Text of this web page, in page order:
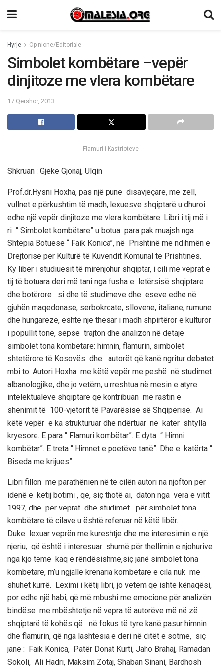
Hyrje Opinione/Editoriale
Simbolet kombëtare –vepër
dinjitoze me vlera kombëtare
17 Qershor, 2013
Flamuri i Kastrioteve
Shkruan : Gjekë Gjonaj, Ulqin
Prof.dr.Hysni Hoxha, pas një pune disavjeçare, me zell,
vullnet e përkushtim të madh, lexuesve shqiptarë u dhuroi
edhe një vepër dinjitoze me vlera kombëtare. Libri i tij më i
ri “ Simbolet kombëtare” u botua para pak muajsh nga
Shtëpia Botuese “ Faik Konica”, në Prishtinë me ndihmën e
Drejtorisë për Kulturë të Kuvendit Komunal të Prishtinës.
Ky libër i studiuesit të mirënjohur shqiptar, i cili me veprat e
tij të botuara deri më tani nga fusha e letërsisë shqiptare
dhe botërore si dhe të studimeve dhe eseve edhe në
gjuhën maqedonase, serbokroate, sllovene, italiane, rumune
dhe hungareze, është një thesar i madh shpirtëror e kulturor
i popullit tonë, sepse trajton dhe analizon në detaje
simbolet tona kombëtare: himnin, flamurin, simbolet
shtetërore të Kosovës dhe autorët që kanë ngritur debatet
mbi to. Autori Hoxha me këtë vepër me peshë në studimet
albanologjike, dhe jo vetëm, u rreshtua në mesin e atyre
intelektualëve shqiptarë që kontribuan me rastin e
shënimit të 100-vjetorit të Pavarësisë së Shqipërisë. Ai
këtë vepër e ka strukturuar dhe ndërtuar në katër shtylla
kryesore. E para “ Flamuri kombëtar”. E dyta “ Himni
kombëtar”. E treta “ Himnet e poetëve tanë”. Dhe e katërta “
Biseda me krijues”.
Libri fillon me parathënien në të cilën autori na njofton për
idenë e këtij botimi , që, siç thotë ai, daton nga vera e vitit
1997, dhe për veprat dhe studimet për simbolet tona
kombëtare të cilave u është referuar në këtë libër.
Duke lexuar veprën me kureshtje dhe me interesimin e një
njeriu, që është i interesuar shumë për thellimin e njohurive
nga kjo temë kaq e rëndësishme,siç janë simbolet tona
kombëtare, m’u ngjallë krenaria kombëtare e cila nuk më
shuhet kurrë. Leximi i këtij libri, jo vetëm që ishte kënaqësi,
por edhe një habi, që më mbushi me emocione për analizën
bindëse me mbështetje në vepra të autorëve më në zë
shqiptarë të kohës që në fokus të tyre kanë pasur himnin
dhe flamurin, që nga lashtësia e deri në ditët e sotme, siç
janë : Faik Konica, Patër Donat Kurti, Jaho Brahaj, Ramadan
Sokoli, Ali Hadri, Maksim Zotaj, Shaban Sinani, Bardhosh